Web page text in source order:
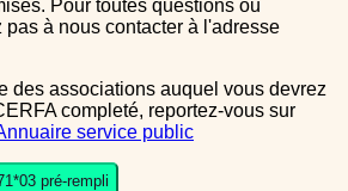
Pour toutes questions ou
pas à nous contacter à l'adresse
completé, reportez-vous sur
service public
pré-rempli